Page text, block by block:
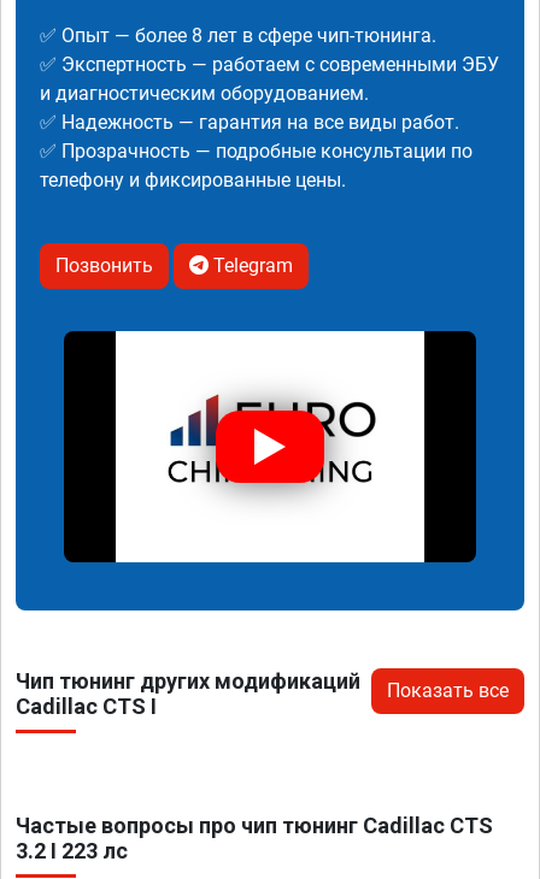
✅ Опыт — более 8 лет в сфере чип-тюнинга.
✅ Экспертность — работаем с современными ЭБУ
и диагностическим оборудованием.
✅ Надежность — гарантия на все виды работ.
✅ Прозрачность — подробные консультации по
телефону и фиксированные цены.
Позвонить Telegram
Чип тюнинг других модификаций
Cadillac CTS I
Показать все
Частые вопросы про чип тюнинг Cadillac CTS
3.2 I 223 лс